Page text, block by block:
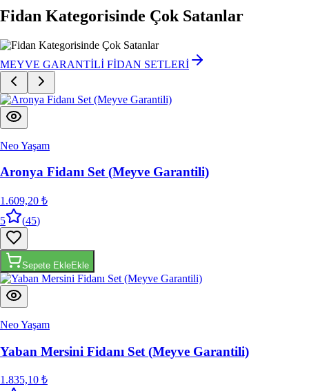
Fidan Kategorisinde Çok Satanlar
MEYVE GARANTİLİ FİDAN SETLERİ
Neo Yaşam
Aronya Fidanı Set (Meyve Garantili)
1.609,20 ₺
5
(45)
Sepete EkleEkle
Neo Yaşam
Yaban Mersini Fidanı Set (Meyve Garantili)
1.835,10 ₺